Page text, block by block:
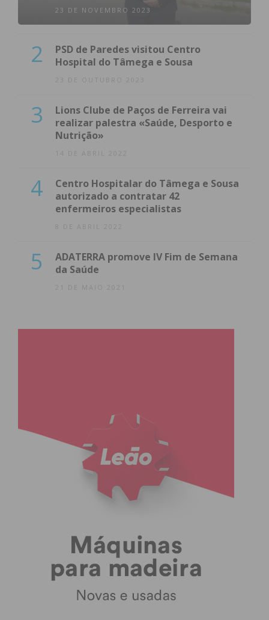
23 DE NOVEMBRO 2023
2
PSD de Paredes visitou Centro
Hospital do Tâmega e Sousa
23 DE OUTUBRO 2023
3
Lions Clube de Paços de Ferreira vai
realizar palestra «Saúde, Desporto e
Nutrição»
14 DE ABRIL 2022
4
Centro Hospitalar do Tâmega e Sousa
autorizado a contratar 42
enfermeiros especialistas
8 DE ABRIL 2022
5
ADATERRA promove IV Fim de Semana
da Saúde
21 DE MAIO 2021